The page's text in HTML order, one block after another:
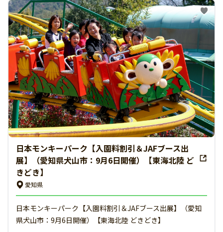
日本モンキーパーク【入園料割引＆JAFブース出
展】（愛知県犬山市：9月6日開催）【東海北陸 ど
きどき】
愛知県
日本モンキーパーク【入園料割引＆JAFブース出展】（愛知
県犬山市：9月6日開催）【東海北陸 どきどき】